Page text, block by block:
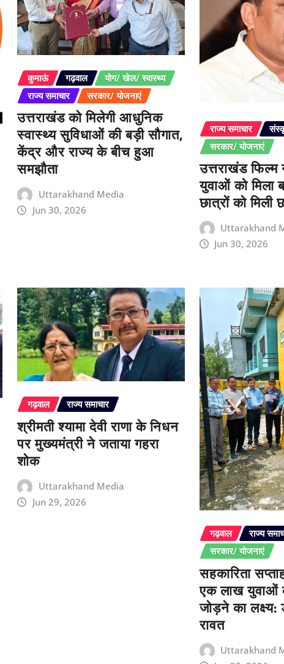
कुमाऊं गढ़वाल
योग/ खेल/ स्वास्थ्य
राज्य समाचार
सरकार/ योजनाएं
उत्तराखंड को मिलेगी आधुनिक
स्वास्थ्य सुविधाओं की बड़ी सौगात,
केंद्र और राज्य के बीच हुआ
समझौता
Uttarakhand Media
Jun 30, 2026
राज्य समाचार
सरकार/ योजनाएं
उत्तराखंड
युवाओं को मिला
छात्रों को मिली
Uttarakhand
Jun 30, 2026
गढ़वाल राज्य समाचार
श्रीमती श्यामा देवी राणा के निधन
पर मुख्यमंत्री ने जताया गहरा
शोक
Uttarakhand Media
Jun 29, 2026
गढ़वाल
राज्य
सरकार/ योजनाएं
सहकारिता
एक लाख युवाओं
जोड़ने का
रावत
Uttarakhand